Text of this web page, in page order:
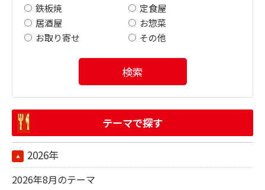
鉄板焼
定食屋
居酒屋
お惣菜
お取り寄せ
その他
検索
テーマで探す
2026年
2026年8月のテーマ